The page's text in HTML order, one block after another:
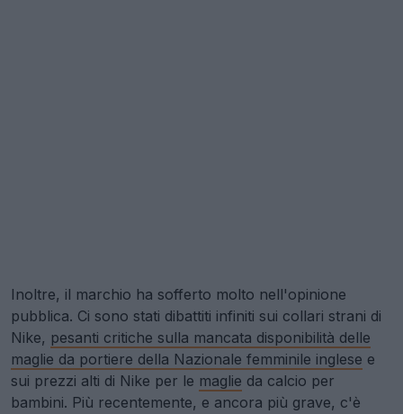
Inoltre, il marchio ha sofferto molto nell'opinione
pubblica. Ci sono stati dibattiti infiniti sui collari strani di
Nike, pesanti critiche sulla mancata disponibilità delle
maglie da portiere della Nazionale femminile inglese e
sui prezzi alti di Nike per le maglie da calcio per
bambini. Più recentemente, e ancora più grave, c'è